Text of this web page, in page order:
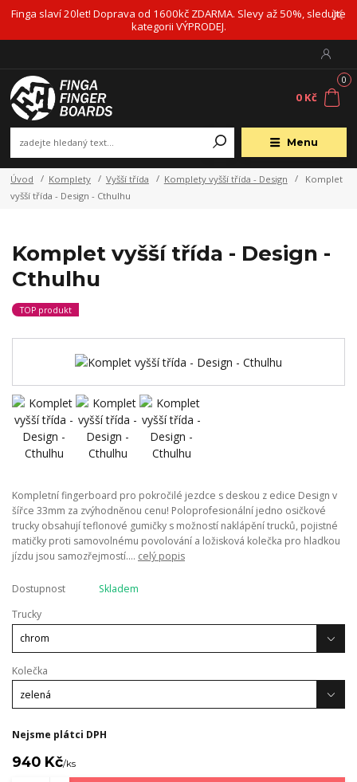
Finga slaví 20let! Doprava od 1600kč ZDARMA. Slevy až 50%, sledujte
kategorii VÝPRODEJ.
Menu
0
0 Kč
Úvod Komplety Vyšší třída Komplety vyšší třída - Design
Komplet
vyšší třída - Design - Cthulhu
Komplet vyšší třída - Design -
Cthulhu
TOP produkt
Kompletní fingerboard pro pokročilé jezdce s deskou z edice Design v
šířce 33mm za zvýhodněnou cenu! Poloprofesionální jedno osičkové
trucky obsahují teflonové gumičky s možností naklápění trucků, pojistné
matičky proti samovolnému povolování a ložisková kolečka pro hladkou
jízdu jsou samozřejmostí.... celý popis
Dostupnost
Skladem
Trucky
Kolečka
Nejsme plátci DPH
940 Kč/ks